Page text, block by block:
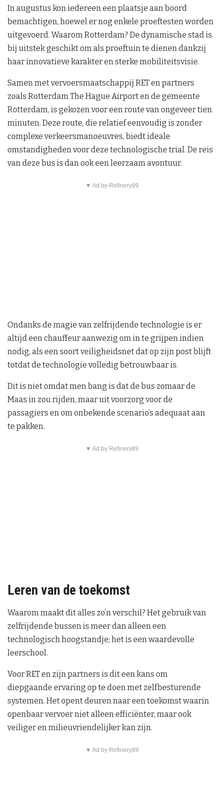
In augustus kon iedereen een plaatsje aan boord
bemachtigen, hoewel er nog enkele proeftesten worden
uitgevoerd. Waarom Rotterdam? De dynamische stad is
bij uitstek geschikt om als proeftuin te dienen dankzij
haar innovatieve karakter en sterke mobiliteitsvisie.
Samen met vervoersmaatschappij RET en partners
zoals Rotterdam The Hague Airport en de gemeente
Rotterdam, is gekozen voor een route van ongeveer tien
minuten. Deze route, die relatief eenvoudig is zonder
complexe verkeersmanoeuvres, biedt ideale
omstandigheden voor deze technologische trial. De reis
van deze bus is dan ook een leerzaam avontuur.
▼ Ad by Refinery89
Ondanks de magie van zelfrijdende technologie is er
altijd een chauffeur aanwezig om in te grijpen indien
nodig, als een soort veiligheidsnet dat op zijn post blijft
totdat de technologie volledig betrouwbaar is.
Dit is niet omdat men bang is dat de bus zomaar de
Maas in zou rijden, maar uit voorzorg voor de
passagiers en om onbekende scenario’s adequaat aan
te pakken.
▼ Ad by Refinery89
Leren van de toekomst
Waarom maakt dit alles zo’n verschil? Het gebruik van
zelfrijdende bussen is meer dan alleen een
technologisch hoogstandje; het is een waardevolle
leerschool.
Voor RET en zijn partners is dit een kans om
diepgaande ervaring op te doen met zelfbesturende
systemen. Het opent deuren naar een toekomst waarin
openbaar vervoer niet alleen efficiënter, maar ook
veiliger en milieuvriendelijker kan zijn.
▼ Ad by Refinery89